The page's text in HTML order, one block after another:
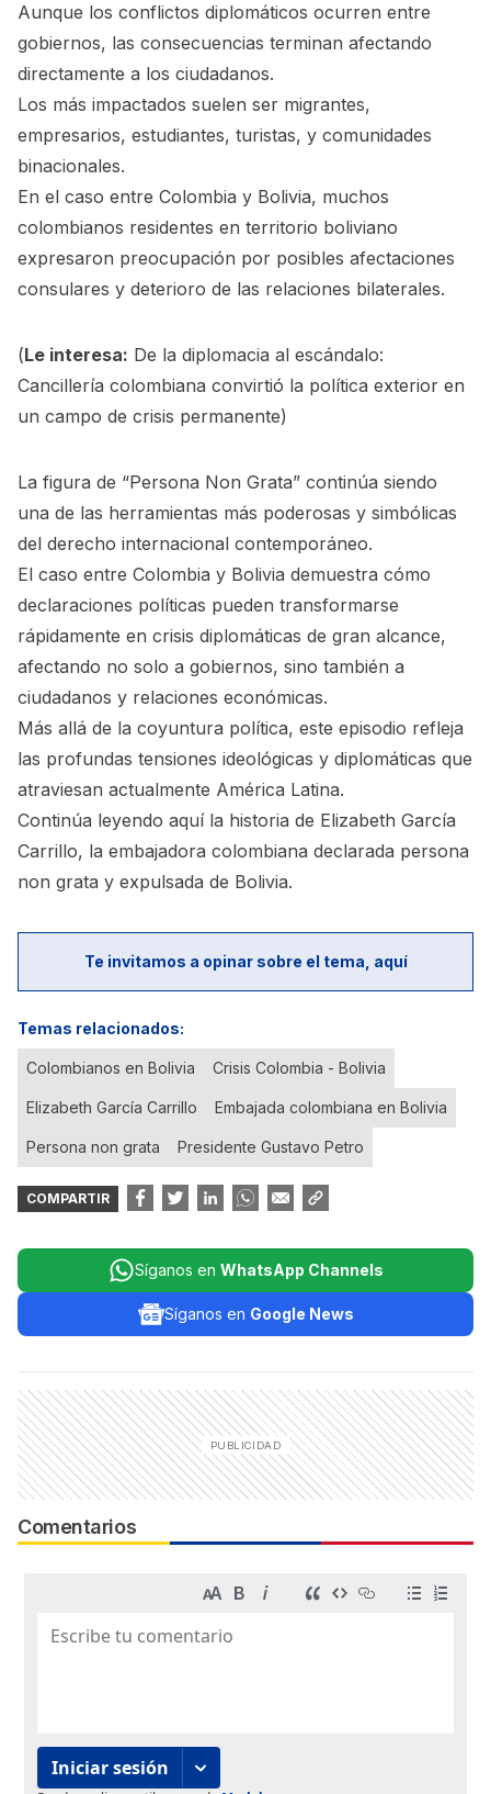
Aunque los conflictos diplomáticos ocurren entre
gobiernos, las consecuencias terminan afectando
directamente a los ciudadanos.
Los más impactados suelen ser migrantes,
empresarios, estudiantes, turistas, y comunidades
binacionales.
En el caso entre Colombia y Bolivia, muchos
colombianos residentes en territorio boliviano
expresaron preocupación por posibles afectaciones
consulares y deterioro de las relaciones bilaterales.
(Le interesa: De la diplomacia al escándalo:
Cancillería colombiana convirtió la política exterior en
un campo de crisis permanente)
La figura de “Persona Non Grata” continúa siendo
una de las herramientas más poderosas y simbólicas
del derecho internacional contemporáneo.
El caso entre Colombia y Bolivia demuestra cómo
declaraciones políticas pueden transformarse
rápidamente en crisis diplomáticas de gran alcance,
afectando no solo a gobiernos, sino también a
ciudadanos y relaciones económicas.
Más allá de la coyuntura política, este episodio refleja
las profundas tensiones ideológicas y diplomáticas que
atraviesan actualmente América Latina.
Continúa leyendo aquí la historia de Elizabeth García
Carrillo, la embajadora colombiana declarada persona
non grata y expulsada de Bolivia.
Te invitamos a opinar sobre el tema, aquí
Temas relacionados:
Colombianos en Bolivia Crisis Colombia - Bolivia
Elizabeth García Carrillo Embajada colombiana en Bolivia
Persona non grata Presidente Gustavo Petro
COMPARTIR
Síganos en WhatsApp Channels
Síganos en Google News
Comentarios